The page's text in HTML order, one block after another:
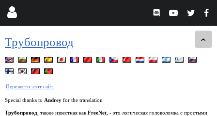
Трубопровод
Перевести этот сайт.
Special thanks to Andrey for the translation
Трубопровод , также известная как FreeNet , - это логическая головоломка с простыми